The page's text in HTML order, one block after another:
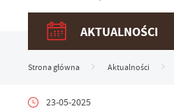
AKTUALNOŚCI
Strona główna Aktualności
23-05-2025